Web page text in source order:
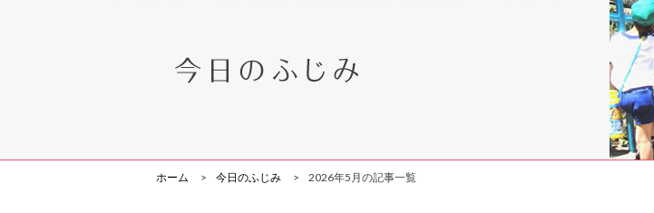
ホーム 今日のふじみ 2026年5月の記事一覧